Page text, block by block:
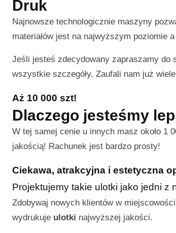
Druk
Najnowsze technologicznie maszyny
materiałów jest na najwyższym poziomie
Jeśli jesteś zdecydowany zapraszamy do
wszystkie szczegóły. Zaufali nam już
Aż 10 000 szt!
Dlaczego jesteśmy
W tej samej cenie u innych masz około 1
jakością! Rachunek jest bardzo prosty!
Ciekawa, atrakcyjna i estetyczna
Projektujemy takie ulotki jako jedni z
Zdobywaj nowych klientów w miejscowości
wydrukuje ulotki najwyższej jakości.